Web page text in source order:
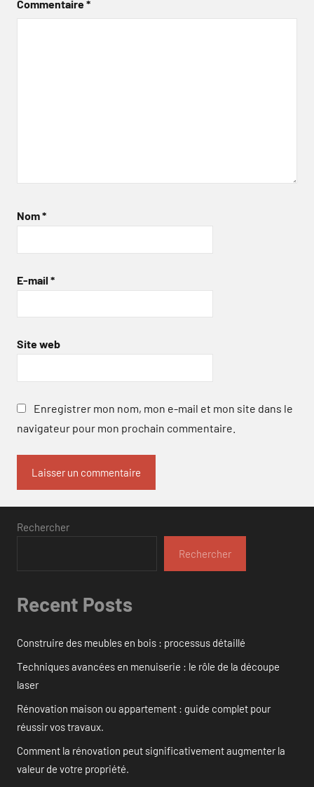
Commentaire*
Nom*
E-mail *
Site web
Enregistrer mon nom, mon e-mail et mon site dans le
navigateur pour mon prochain commentaire.
Rechercher
Rechercher
Recent Posts
Construire des meubles en bois : processus détaillé
Techniques avancées en menuiserie : le rôle de la découpe
laser
Rénovation maison ou appartement : guide complet pour
réussir vos travaux.
Comment la rénovation peut significativement augmenter la
valeur de votre propriété.